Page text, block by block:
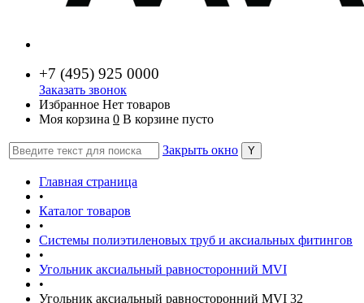
+7 (495) 925 0000
Заказать звонок
Избранное Нет товаров
Моя корзина 0 В корзине пусто
Закрыть окно
Главная страница
•
Каталог товаров
•
Системы полиэтиленовых труб и аксиальных фитингов
•
Угольник аксиальный равносторонний MVI
•
Угольник аксиальный равносторонний MVI 32